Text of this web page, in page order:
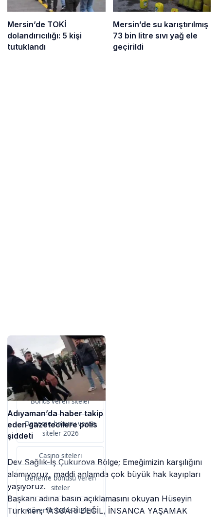
Mersin’de TOKİ
dolandırıcılığı: 5 kişi
tutuklandı
Sponsorlarımız
Bu içerik destekçileri
primebahis resmi giris
Bonus veren siteler
Deneme bonusu veren
siteler 2026
Casino siteleri
Deneme bonusu veren
siteler
Güvenilir bahis siteleri
Mersin’de su karıştırılmış
73 bin litre sıvı yağ ele
geçirildi
Adıyaman’da haber takip
eden gazetecilere polis
şiddeti
Dev Sağlık-İş Çukurova Bölge; Emeğimizin karşılığını
alamıyoruz, maddi anlamda çok büyük hak kayıpları
yaşıyoruz.
Başkanı adına basın açıklamasını okuyan Hüseyin
Türkmen; “ASGARİ DEĞİL, İNSANCA YAŞAMAK